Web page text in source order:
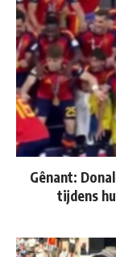
Gênant:
tijdens